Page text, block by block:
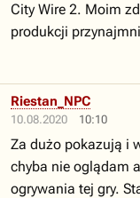
City Wire 2. Moim
produkcji
10.08.2020 10:10
Riestan_NPC
Za dużo pokazują i
chyba nie oglądam
ogrywania tej gry.